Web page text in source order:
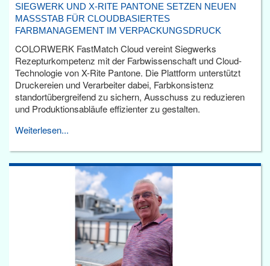
SIEGWERK UND X-RITE PANTONE SETZEN NEUEN
MASSSTAB FÜR CLOUDBASIERTES F
ARBMANAGEMENT IM VERPACKUNGSDRUCK
COLORWERK FastMatch Cloud vereint Siegwerks
Rezepturkompetenz mit der Farbwissenschaft und Cloud-
Technologie von X-Rite Pantone. Die Plattform unterstützt
Druckereien und Verarbeiter dabei, Farbkonsistenz
standortübergreifend zu sichern, Ausschuss zu reduzieren
und Produktionsabläufe effizienter zu gestalten.
Weiterlesen...